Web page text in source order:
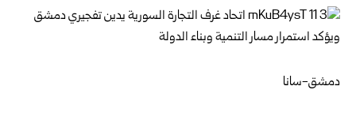
دمشق-سانا‏